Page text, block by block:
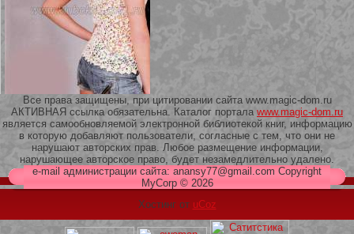
209 Белая кофта из ленточного
кружева
Все права защищены, при цитировании сайта www.magic-dom.ru
АКТИВНАЯ ссылка обязательна. Каталог портала www.magic-dom.ru
является самообновляемой электронной библиотекой книг, информацию
в которую добавляют пользователи, согласные с тем, что они не
нарушают авторских прав. Любое размещение информации,
нарушающее авторское право, будет незамедлительно удалено.
e-mail администрации сайта: anansy77@gmail.com Copyright
MyCorp © 2026
Хостинг от uCoz